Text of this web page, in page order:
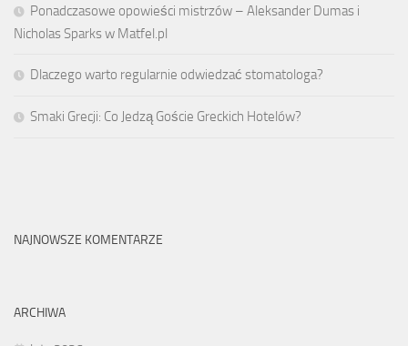
Ponadczasowe opowieści mistrzów – Aleksander Dumas i
Nicholas Sparks w Matfel.pl
Dlaczego warto regularnie odwiedzać stomatologa?
Smaki Grecji: Co Jedzą Goście Greckich Hotelów?
NAJNOWSZE KOMENTARZE
ARCHIWA